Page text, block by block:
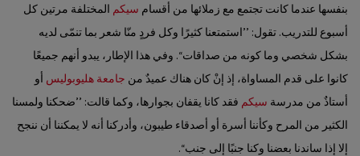
بنفسها عندما كانت تجتمع مع زملائها من أقسام سيكم المختلفة مرتين كل
أسبوع للتدريب. تقول: ’’استمتعنا كثيرًا وكل فردٍ منّا شعر بما تنمّى لديه
بشكل شخصي وما كونه من صداقات‘‘. وفي هذا الإطار، يبدو أنهم جميعًا
كانوا على قدم المساواة، إذ إنْ كان هناك عميدٌ من جامعة هليوبوليس أو
أستاذٌ من مدرسة سيكم فقد كانا يقفان بجوارها، وكما قالت: ’’ضحكنا ولمسنا
الكثير من المرح وكأننا أسرة أو أصدقاء طيبون، وأدركنا أنه لا يمكننا أن ننجح
إلا إذا ساندنا بعضنا وكنا جنبًا إلى جنب‘‘.